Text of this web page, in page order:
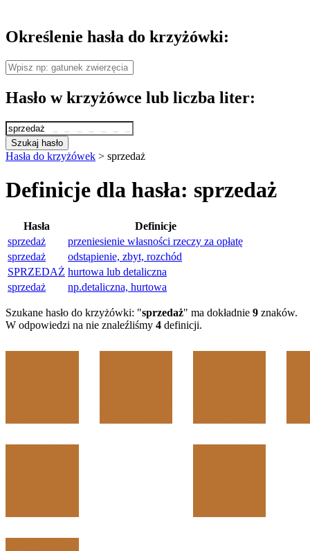
Określenie hasła do krzyżówki:
Hasło w krzyżówce lub liczba liter:
Szukaj hasło
Hasła do krzyżówek > sprzedaż
Definicje dla hasła: sprzedaż
Hasła
Definicje
sprzedaż
przeniesienie własności rzeczy za opłatę
sprzedaż
odstąpienie, zbyt, rozchód
SPRZEDAŻ hurtowa lub detaliczna
sprzedaż
np.detaliczna, hurtowa
Szukane hasło do krzyżówki: "sprzedaż" ma dokładnie 9 znaków.
W odpowiedzi na nie znaleźliśmy 4 definicji.